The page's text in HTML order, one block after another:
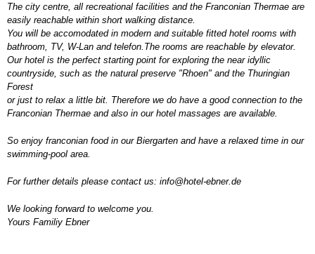
The city centre, all recreational facilities and the Franconian Thermae are
easily reachable within short walking distance.
You will be accomodated in modern and suitable fitted hotel rooms with
bathroom, TV, W-Lan and telefon.The rooms are reachable by elevator.
Our hotel is the perfect starting point for exploring the near idyllic
countryside, such as the natural preserve "Rhoen" and the Thuringian
Forest
or just to relax a little bit. Therefore we do have a good connection to the
Franconian Thermae and also in our hotel massages are available.
So enjoy franconian food in our Biergarten and have a relaxed time in our
swimming-pool area.
For further details please contact us: info@hotel-ebner.de
We looking forward to welcome you.
Yours Familiy Ebner